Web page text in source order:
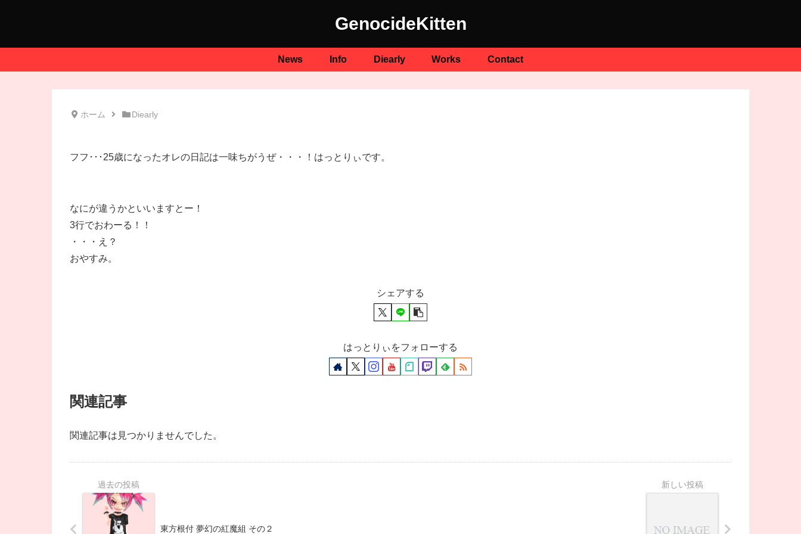
GenocideKitten
News Info Diearly Works Contact
ホーム Diearly
フフ･･･25歳になったオレの日記は一味ちがうぜ・・・！はっとりぃです。
なにが違うかといいますとー！
3行でおわーる！！
・・・え？
おやすみ。
シェアする
はっとりぃをフォローする
関連記事
関連記事は見つかりませんでした。
東方根付 夢幻の紅魔組 その２